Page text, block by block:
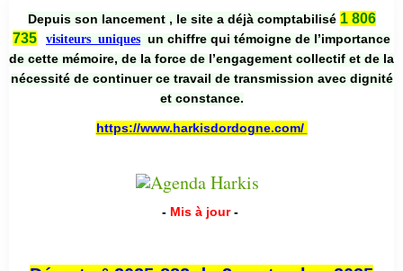
Depuis son lancement , le site a déjà comptabilisé 1 806
735
visiteurs uniques un chiffre qui témoigne de l’importance
de cette mémoire, de la force de l’engagement collectif et de la
nécessité de continuer ce travail de transmission avec dignité
et constance.
https://www.harkisdordogne.com/
- Mis à jour -